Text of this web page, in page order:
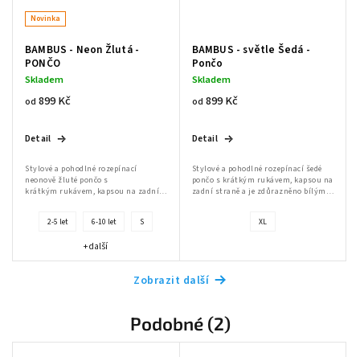
Novinka
BAMBUS - Neon Žlutá -
PONČO
Skladem
od 899 Kč
Detail
Stylové a pohodlné rozepínací
neonově žluté pončo s
krátkým rukávem, kapsou na zadní
rozparky po stranách, což...
2-5 let 6-10 let S
+ další
BAMBUS - světle Šedá -
Pončo
Skladem
od 899 Kč
Detail
Stylové a pohodlné rozepínací šedé
pončo s krátkým rukávem, kapsou na
zadní straně a je zdůrazněno bílým
XL
Zobrazit další
Podobné (2)